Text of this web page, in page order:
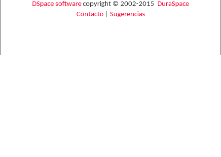
DSpace software copyright © 2002-2015 DuraSpace
Contacto| Sugerencias